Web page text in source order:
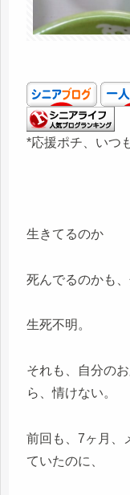
*応援ポチ、いつ
生きてるのか
死んでるのかも、
生死不明。
それも、自分の
ら、情けない。
前回も、7ヶ月、
ていたのに、